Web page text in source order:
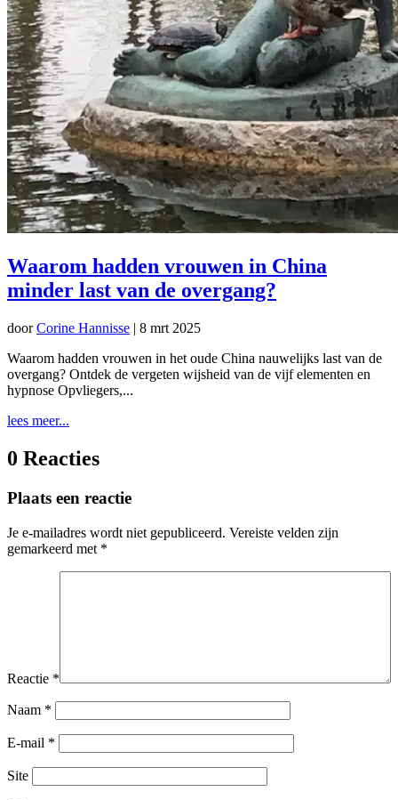
Waarom hadden vrouwen in China
minder last van de overgang?
doorCorine Hannisse | 8 mrt 2025
Waarom hadden vrouwen in het oude China nauwelijks last van de
overgang? Ontdek de vergeten wijsheid van de vijf elementen en
hypnose Opvliegers,...
lees meer...
0 Reacties
Plaats een reactie
Je e-mailadres wordt niet gepubliceerd. Vereiste velden zijn
gemarkeerd met *
Reactie *
Naam *
E-mail *
Site